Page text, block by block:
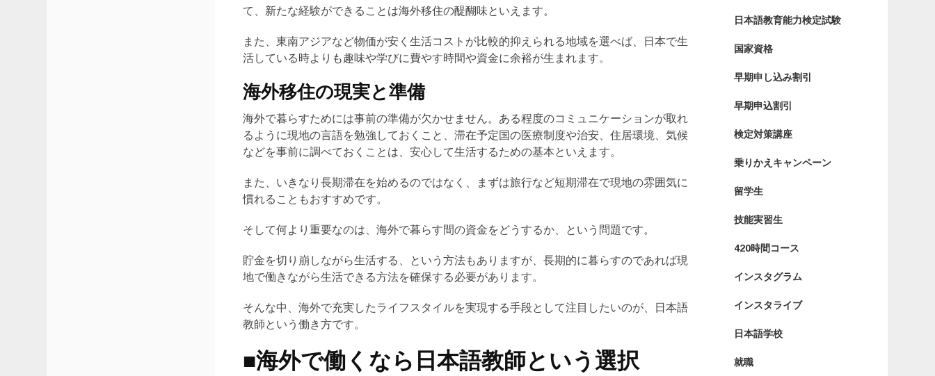
日本語教育能力検定試験
国家資格
早期申し込み割引
早期申込割引
検定対策講座
乗りかえキャンペーン
留学生
技能実習生
420時間コース
インスタグラム
インスタライブ
日本語学校
就職
て、新たな経験ができることは海外移住の醍醐味といえます。
また、東南アジアなど物価が安く生活コストが比較的抑えられる地域を選べば、日本で生
活している時よりも趣味や学びに費やす時間や資金に余裕が生まれます。
海外移住の現実と準備
海外で暮らすためには事前の準備が欠かせません。ある程度のコミュニケーションが取れ
るように現地の言語を勉強しておくこと、滞在予定国の医療制度や治安、住居環境、気候
などを事前に調べておくことは、安心して生活するための基本といえます。
また、いきなり長期滞在を始めるのではなく、まずは旅行など短期滞在で現地の雰囲気に
慣れることもおすすめです。
そして何より重要なのは、海外で暮らす間の資金をどうするか、という問題です。
貯金を切り崩しながら生活する、という方法もありますが、長期的に暮らすのであれば現
地で働きながら生活できる方法を確保する必要があります。
そんな中、海外で充実したライフスタイルを実現する手段として注目したいのが、日本語
教師という働き方です。
■海外で働くなら日本語教師という選択